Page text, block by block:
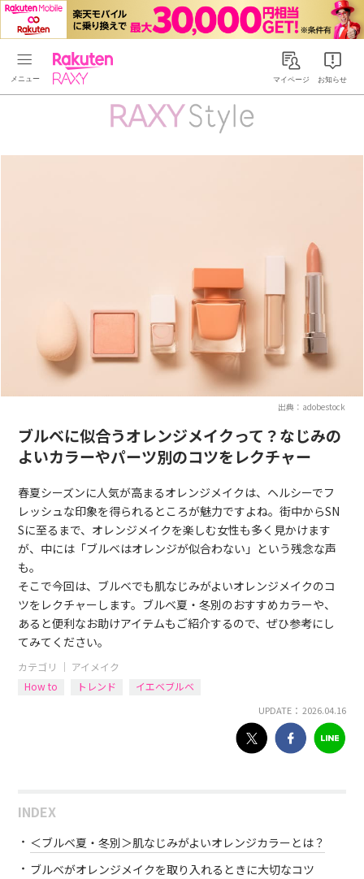
Rakuten RAXYマイページ お知らせ
出典：adobestock
ブルベに似合うオレンジメイクって？なじみの
よいカラーやパーツ別のコツをレクチャー
春夏シーズンに人気が高まるオレンジメイクは、ヘルシーでフ
レッシュな印象を得られるところが魅力ですよね。街中からSN
Sに至るまで、オレンジメイクを楽しむ女性も多く見かけます
が、中には「ブルベはオレンジが似合わない」という残念な声
も。
そこで今回は、ブルベでも肌なじみがよいオレンジメイクのコ
ツをレクチャーします。ブルベ夏・冬別のおすすめカラーや、
あると便利なお助けアイテムもご紹介するので、ぜひ参考にし
てみてください。
カテゴリ ｜ アイメイク
How to
トレンド イエベブルベ
UPDATE： 2026.04.16
INDEX
＜ブルベ夏・冬別＞肌なじみがよいオレンジカラーとは？
ブルベがオレンジメイクを取り入れるときに大切なコツ